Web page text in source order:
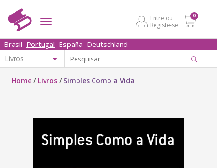
Entre ou
Registe-se
0
Brasil Portugal España Deutschland
Home / Livros / Simples Como a Vida